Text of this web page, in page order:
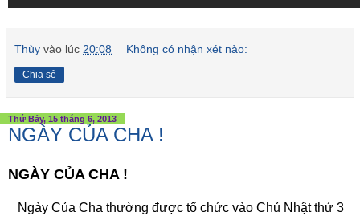
Thùy vào lúc 20:08 Không có nhận xét nào:
Chia sẻ
Thứ Bảy, 15 tháng 6, 2013
NGÀY CỦA CHA !
NGÀY CỦA CHA !
Ngày Của Cha thường được tổ chức vào Chủ Nhật thứ 3